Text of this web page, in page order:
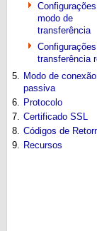
modo de
transferência
transferência
5.
Modo de
passiva
6.
Protocolo
7. Certificado SSL
8. Códigos de
9.
Recursos